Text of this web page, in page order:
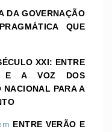
DA GOVERNAÇÃO
QUE
XXI: ENTRE
E A VOZ DOS
NACIONAL PARA A
ENTRE VERÃO E